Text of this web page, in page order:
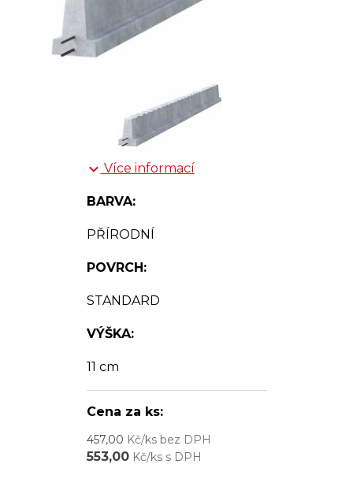
Více informací
BARVA:
PŘÍRODNÍ
POVRCH:
STANDARD
VÝŠKA:
11 cm
Cena za ks:
457,00 Kč/ks bez DPH
553,00Kč/ks s DPH